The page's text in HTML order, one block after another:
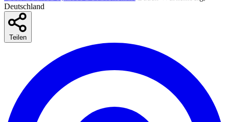
Deutschland
Teilen